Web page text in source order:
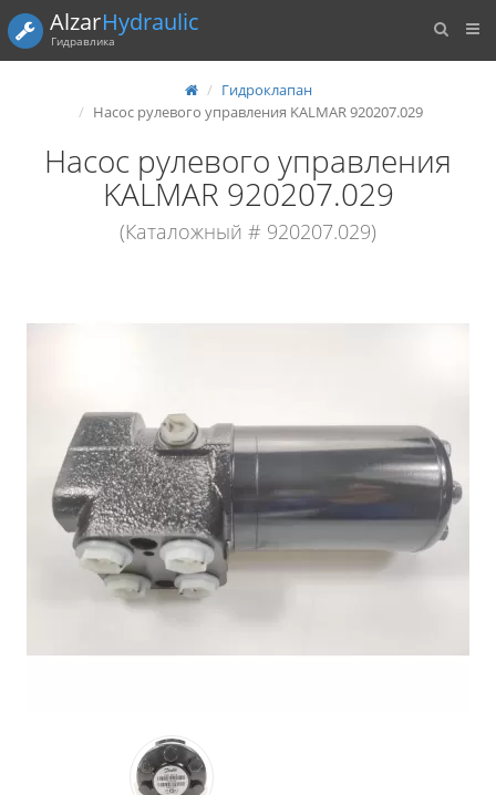
AlzarHydraulic
Гидравлика
Гидроклапан
Насос рулевого управления KALMAR 920207.029
Насос рулевого управления
KALMAR 920207.029
(Каталожный # 920207.029)